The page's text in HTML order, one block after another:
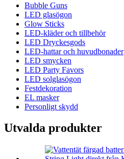
Bubble Guns
LED glasögon
Glow Sticks
LED-kläder och tillbehör
LED Dryckesgods
LED-hattar och huvudbonader
LED smycken
LED Party Favors
LED solglasögon
Festdekoration
EL masker
Personligt skydd
Utvalda produkter